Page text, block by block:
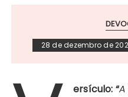
28 de dezembro de
ersículo: “